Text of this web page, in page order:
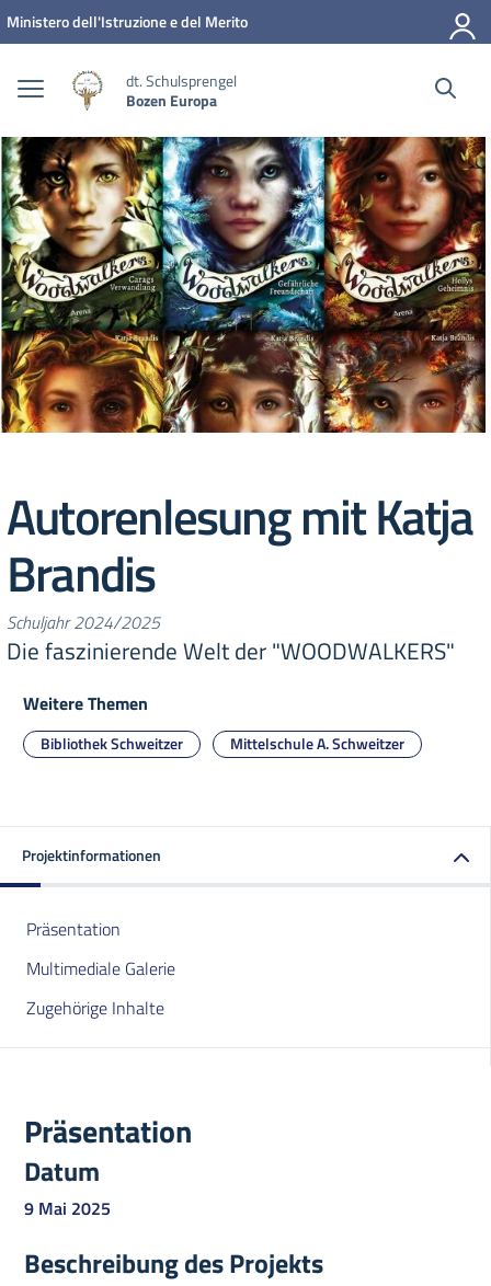
Zum Inhalt springen
Zum Navigationsmenü springen
Zur Fußzeile springen
Ministero dell'Istruzione e del Merito
dt. Schulsprengel
Bozen Europa
Autorenlesung mit Katja
Brandis
Schuljahr 2024/2025
Die faszinierende Welt der "WOODWALKERS"
Weitere Themen
Bibliothek Schweitzer Mittelschule A. Schweitzer
Projektinformationen
Präsentation
Multimediale Galerie
Zugehörige Inhalte
Präsentation
Datum
9 Mai 2025
Beschreibung des Projekts